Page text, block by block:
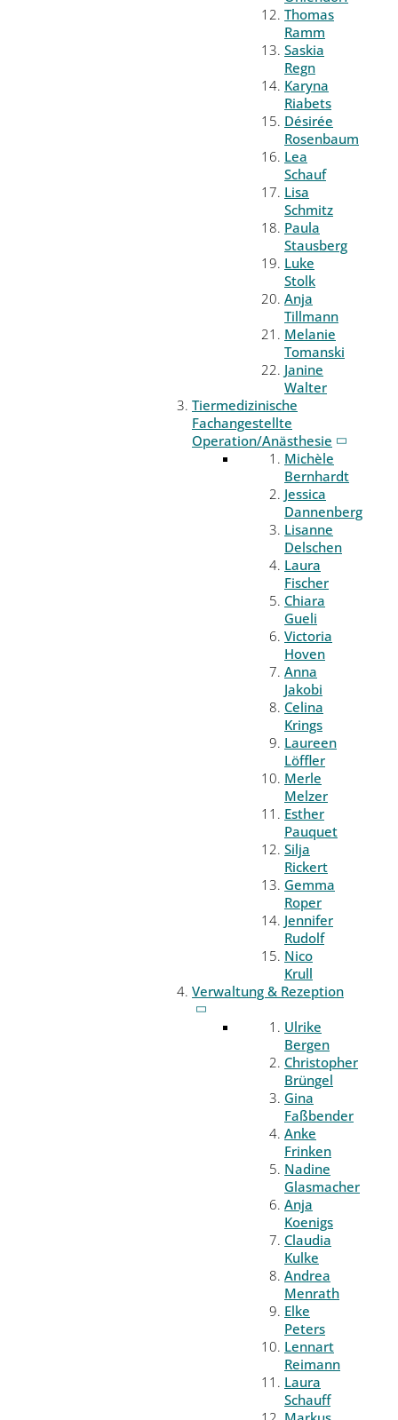
Thomas
Ramm
Saskia
Regn
Karyna
Riabets
Désirée
Rosenbaum
Lea
Schauf
Lisa
Schmitz
Paula
Stausberg
Luke
Stolk
Anja
Tillmann
Melanie
Tomanski
Janine
Walter
Tiermedizinische
Fachangestellte
Operation/Anästhesie
Michèle
Bernhardt
Jessica
Dannenberg
Lisanne
Delschen
Laura
Fischer
Chiara
Gueli
Victoria
Hoven
Anna
Jakobi
Celina
Krings
Laureen
Löffler
Merle
Melzer
Esther
Pauquet
Silja
Rickert
Gemma
Roper
Jennifer
Rudolf
Nico
Krull
Verwaltung & Rezeption
Ulrike
Bergen
Christopher
Brüngel
Gina
Faßbender
Anke
Frinken
Nadine
Glasmacher
Anja
Koenigs
Claudia
Kulke
Andrea
Menrath
Elke
Peters
Lennart
Reimann
Laura
Schauff